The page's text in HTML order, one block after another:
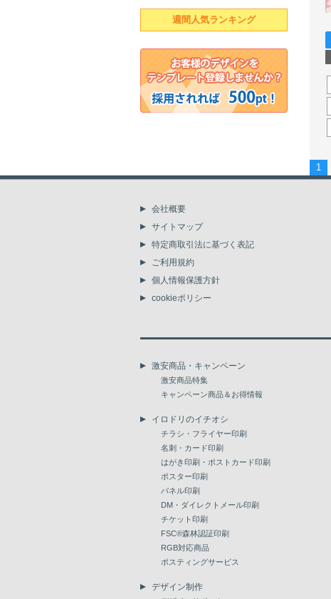
週間人気ランキング
1
会社概要
サイトマップ
特定商取引法に基づく表記
ご利用規約
個人情報保護方針
cookieポリシー
激安商品・キャンペーン
激安商品特集
キャンペーン商品＆お得情報
イロドリのイチオシ
チラシ・フライヤー印刷
名刺・カード印刷
はがき印刷・ポストカード印刷
ポスター印刷
パネル印刷
DM・ダイレクトメール印刷
チケット印刷
FSC®森林認証印刷
RGB対応商品
ポスティングサービス
デザイン制作